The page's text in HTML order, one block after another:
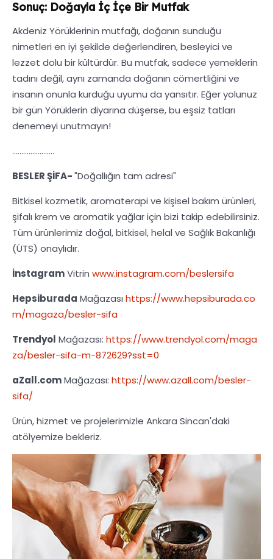
Sonuç: Doğayla İç İçe Bir Mutfak
Akdeniz Yörüklerinin mutfağı, doğanın sunduğu
nimetleri en iyi şekilde değerlendiren, besleyici ve
lezzet dolu bir kültürdür. Bu mutfak, sadece yemeklerin
tadını değil, aynı zamanda doğanın cömertliğini ve
insanın onunla kurduğu uyumu da yansıtır. Eğer yolunuz
bir gün Yörüklerin diyarına düşerse, bu eşsiz tatları
denemeyi unutmayın!
.......................
BESLER ŞİFA-"Doğallığın tam adresi"
Bitkisel kozmetik, aromaterapi ve kişisel bakım ürünleri,
şifalı krem ve aromatik yağlar için bizi takip edebilirsiniz.
Tüm ürünlerimiz doğal, bitkisel, helal ve Sağlık Bakanlığı
(ÜTS) onaylıdır.
İnstagramVitrin www.instagram.com/beslersifa
Hepsiburada Mağazası https://www.hepsiburada.co
m/magaza/besler-sifa
Trendyol Mağazası: https://www.trendyol.com/maga
za/besler-sifa-m-872629?sst=0
aZall.comMağazası: https://www.azall.com/besler-
sifa/
Ürün, hizmet ve projelerimizle Ankara Sincan'daki
atölyemize bekleriz.